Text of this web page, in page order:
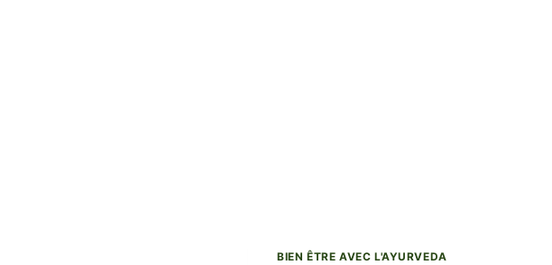
BIEN ÊTRE AVEC L'AYURVEDA